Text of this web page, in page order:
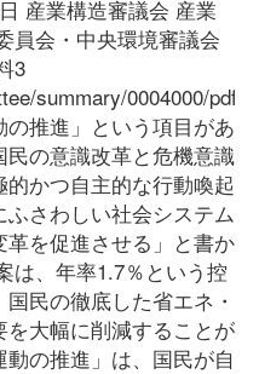
産業構造審議会 産業
員会・中央環境審議会
3
summary/0004000/pdf/
推進」という項目があ
の意識改革と危機意識
かつ自主的な行動喚起
さわしい社会システム
を促進させる」と書か
は、年率1.7％という控
民の徹底した省エネ・
大幅に削減することが
の推進」は、国民が自